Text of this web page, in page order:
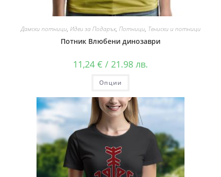
Дамски потници, Идеи за Подарък, Потници, Тениски и потници
Потник Влюбени динозаври
11,24 € / 21.98 лв.
Опции